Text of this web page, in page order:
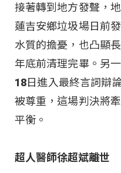
接著轉到地方發聲，
蓮吉安鄉垃圾場日前
水質的擔憂，也凸顯
年底前清理完畢。另
18日進入最終言詞辯
被尊重，這場判決將
平衡。
超人醫師徐超斌離世